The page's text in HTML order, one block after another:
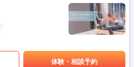
体験・相談予約